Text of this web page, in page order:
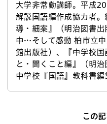
大学非常勤講師。平成
解説国語編作成協力者
導・細案』（明治図書
中…そして感動 柏市立
館出版社）、『中学校国
と・聞くこと編』（明
中学校『国語』教科書編
この